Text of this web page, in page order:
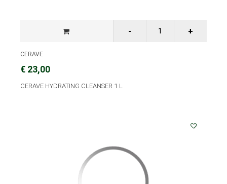
CERAVE
€ 23,00
CERAVE HYDRATING CLEANSER 1 L